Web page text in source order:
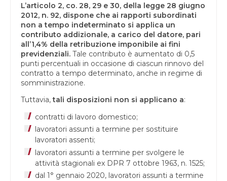
L’articolo 2, co. 28, 29 e 30, della legge 28 giugno
2012, n. 92, dispone che ai rapporti subordinati
non a tempo indeterminato si applica un
contributo addizionale, a carico del datore, pari
all’1,4% della retribuzione imponibile ai fini
previdenziali. Tale contributo è aumentato di 0,5
punti percentuali in occasione di ciascun rinnovo del
contratto a tempo determinato, anche in regime di
somministrazione.
Tuttavia,tali disposizioni non si applicano a:
contratti di lavoro domestico;
lavoratori assunti a termine per sostituire
lavoratori assenti;
lavoratori assunti a termine per svolgere le
attività stagionali ex DPR 7 ottobre 1963, n. 1525;
dal 1° gennaio 2020, lavoratori assunti a termine